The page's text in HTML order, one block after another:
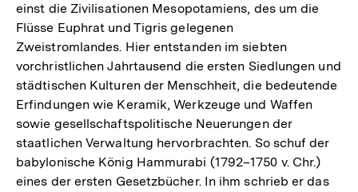
einst die Zivilisationen Mesopotamiens, des um die
Flüsse Euphrat und Tigris gelegenen
Zweistromlandes. Hier entstanden im siebten
vorchristlichen Jahrtausend die ersten Siedlungen und
städtischen Kulturen der Menschheit, die bedeutende
Erfindungen wie Keramik, Werkzeuge und Waffen
sowie gesellschaftspolitische Neuerungen der
staatlichen Verwaltung hervorbrachten. So schuf der
babylonische König Hammurabi (1792–1750 v. Chr.)
eines der ersten Gesetzbücher. In ihm schrieb er das